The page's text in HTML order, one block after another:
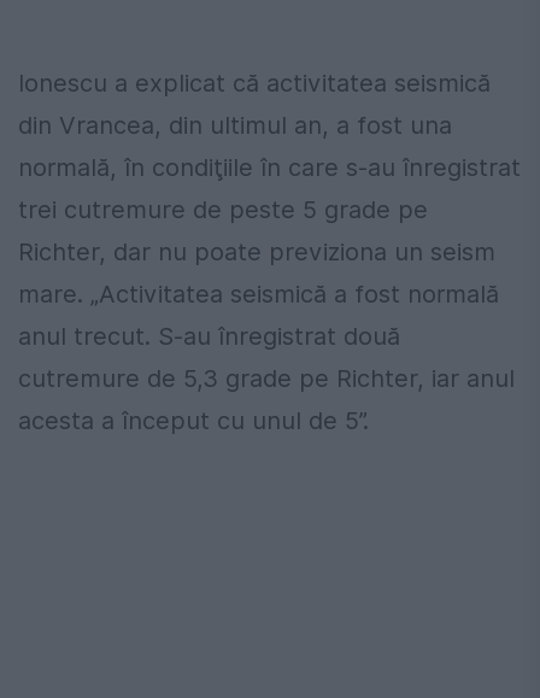
Ionescu a explicat că activitatea seismică
din Vrancea, din ultimul an, a fost una
normală, în condiţiile în care s-au înregistrat
trei cutremure de peste 5 grade pe
Richter, dar nu poate previziona un seism
mare. „Activitatea seismică a fost normală
anul trecut. S-au înregistrat două
cutremure de 5,3 grade pe Richter, iar anul
acesta a început cu unul de 5”.